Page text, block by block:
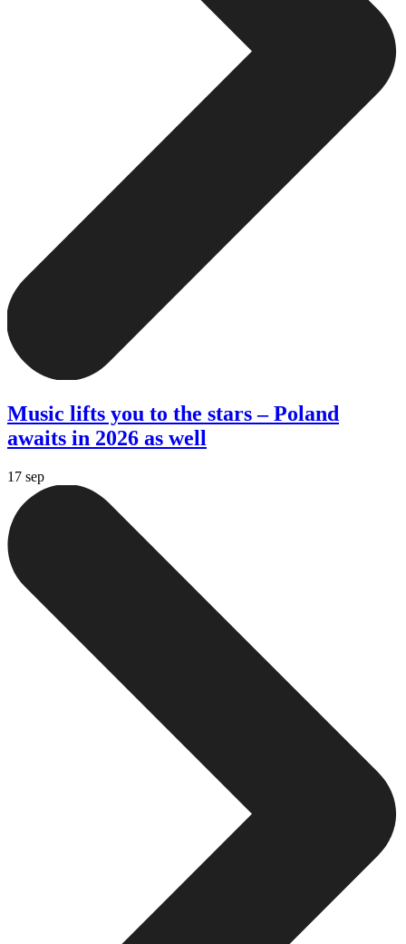
Music lifts you to the stars – Poland
awaits in 2026 as well
17 sep